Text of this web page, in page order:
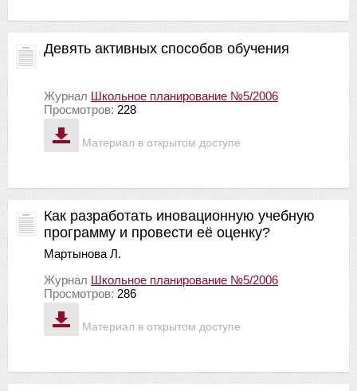
Материал в открытом доступе
Девять активных способов обучения
Журнал Школьное планирование №5/2006
Просмотров: 228
Материал в открытом доступе
Как разработать иновационную учебную
программу и провести её оценку?
Мартынова Л.
Журнал Школьное планирование №5/2006
Просмотров: 286